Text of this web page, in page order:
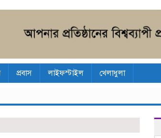
প্রবাস লাইফস্টাইল খেলাধুলা